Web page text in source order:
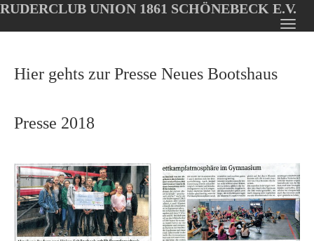
Oops, an error occurred! Code: 20260808040001b67084ac
main
RUDERCLUB UNION 1861 SCHÖNEBECK E.V.
Hier gehts zur Presse Neues Bootshaus
Presse 2018